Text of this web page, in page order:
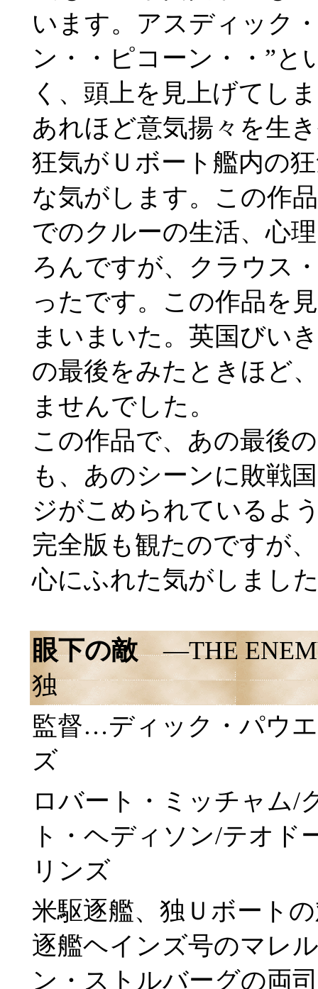
います。アスディック
ン・・ピコーン・・”
く、頭上を見上げてし
あれほど意気揚々を生
狂気がＵボート艦内の
な気がします。この作
でのクルーの生活、心
ろんですが、クラウス
ったです。この作品を
まいまいた。英国びい
の最後をみたときほど
ませんでした。
この作品で、あの最後
も、あのシーンに敗戦
ジがこめられているよ
完全版も観たのですが
心にふれた気がしまし
眼下の敵―THE
独
監督…ディック・パウ
ズ
ロバート・ミッチャム/
ト・ヘディソン/テオド
リンズ
米駆逐艦、独Ｕボート
逐艦ヘインズ号のマレ
ン・ストルバーグの両